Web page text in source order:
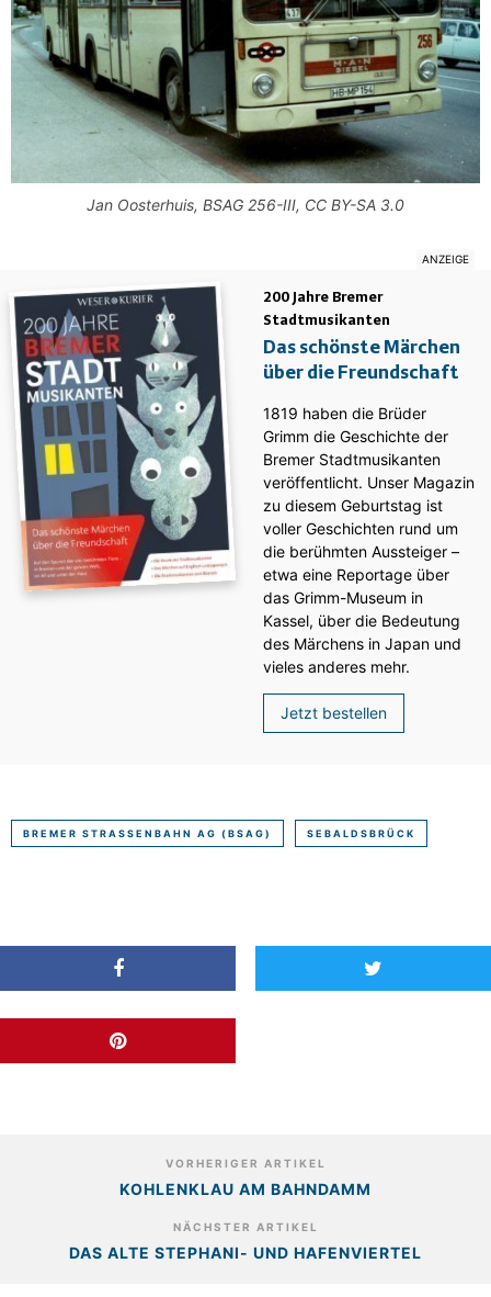
Jan Oosterhuis, BSAG 256-III, CC BY-SA 3.0
200 Jahre Bremer
Stadtmusikanten
Das schönste Märchen
über die Freundschaft
1819 haben die Brüder
Grimm die Geschichte der
Bremer Stadtmusikanten
veröffentlicht. Unser Magazin
zu diesem Geburtstag ist
voller Geschichten rund um
die berühmten Aussteiger –
etwa eine Reportage über
das Grimm-Museum in
Kassel, über die Bedeutung
des Märchens in Japan und
vieles anderes mehr.
Jetzt bestellen
BREMER STRASSENBAHN AG (BSAG) SEBALDSBRÜCK
VORHERIGER ARTIKEL
KOHLENKLAU AM BAHNDAMM
NÄCHSTER ARTIKEL
DAS ALTE STEPHANI- UND HAFENVIERTEL